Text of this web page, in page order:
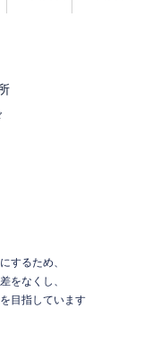
するため、
をなくし、
目指しています